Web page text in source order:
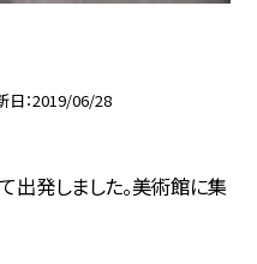
日 2019/06/28
出発しました。美術館に集